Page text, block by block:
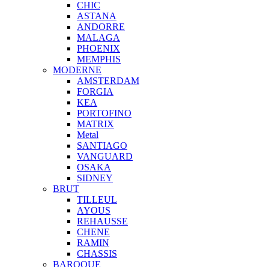
CHIC
ASTANA
ANDORRE
MALAGA
PHOENIX
MEMPHIS
MODERNE
AMSTERDAM
FORGIA
KEA
PORTOFINO
MATRIX
Metal
SANTIAGO
VANGUARD
OSAKA
SIDNEY
BRUT
TILLEUL
AYOUS
REHAUSSE
CHENE
RAMIN
CHASSIS
BAROQUE